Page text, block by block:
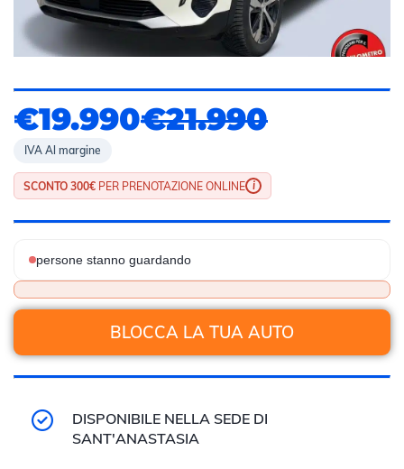
€19.990€21.990
IVA Al margine
SCONTO 300€ PER PRENOTAZIONE ONLINE i
persone stanno guardando
BLOCCA LA TUA AUTO
DISPONIBILE NELLA SEDE DI
SANT'ANASTASIA